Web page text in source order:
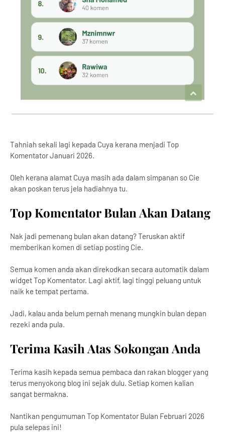
Tahniah sekali lagi kepada Cuya kerana menjadi Top
Komentator Januari 2026.
Oleh kerana alamat Cuya masih ada dalam simpanan so Cie
akan poskan terus jela hadiahnya tu.
Top Komentator Bulan Akan Datang
Nak jadi pemenang bulan akan datang? Teruskan aktif
memberikan komen di setiap posting Cie.
Semua komen anda akan direkodkan secara automatik dalam
widget Top Komentator. Lagi aktif, lagi tinggi peluang untuk
naik ke tempat pertama.
Jadi, kalau anda belum pernah menang mungkin bulan depan
rezeki anda pula.
Terima Kasih Atas Sokongan Anda
Terima kasih kepada semua pembaca dan rakan blogger yang
terus menyokong blog ini sejak dulu. Setiap komen kalian
sangat bermakna.
Nantikan pengumuman Top Komentator Bulan Februari 2026
pula selepas ini!